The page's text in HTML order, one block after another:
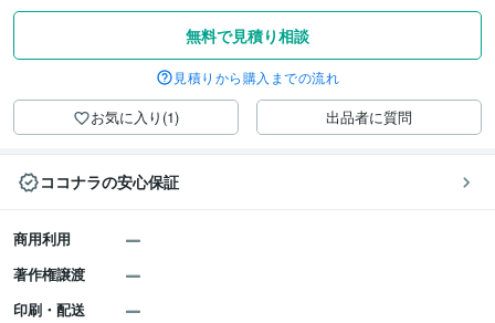
無料で見積り相談
見積りから購入までの流れ
お気に入り(1) 出品者に質問
ココナラの安心保証
商用利用
著作権譲渡
印刷・配送